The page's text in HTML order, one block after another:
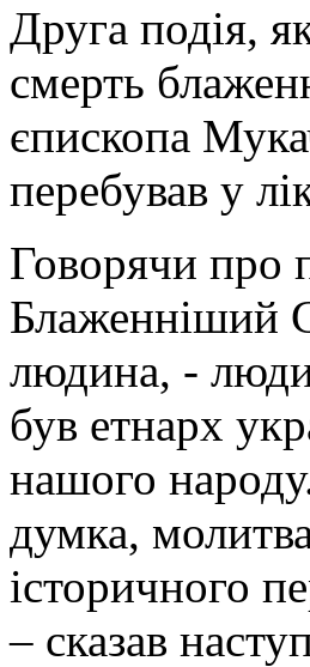
Друга подія,
смерть
єпископа
перебував у
Говорячи про
Блаженніший
людина, -
був етнарх
нашого
думка,
історичного
– сказав